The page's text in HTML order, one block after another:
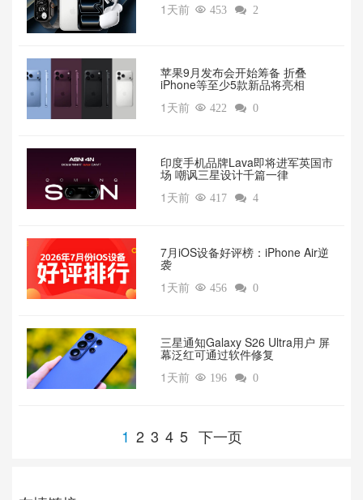
1天前  453  2
苹果9月发布会开始筹备 折叠
iPhone等至少5款新品将亮相
1天前  422  0
印度手机品牌Lava即将进军英国市
场 嘲讽三星设计千篇一律
1天前  417  4
7月iOS设备好评榜：iPhone Air逆
袭
1天前  456  0
三星通知Galaxy S26 Ultra用户 屏
幕泛红可通过软件修复
1天前  196  0
1 2 3 4 5 下一页